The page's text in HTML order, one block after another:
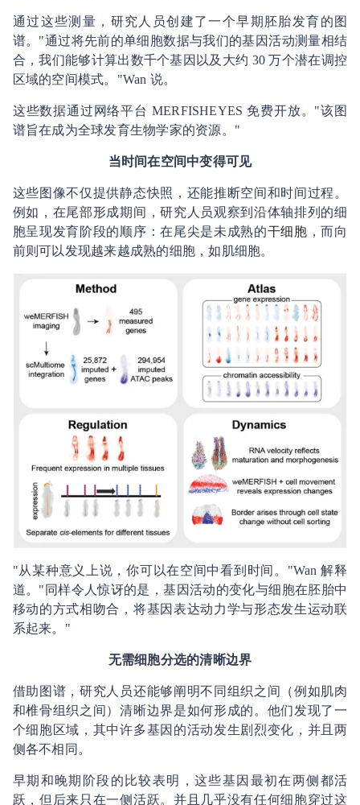
通过这些测量，研究人员创建了一个早期胚胎发育的图
谱。"通过将先前的单细胞数据与我们的基因活动测量相结
合，我们能够计算出数千个基因以及大约 30 万个潜在调控
区域的空间模式。"Wan 说。
这些数据通过网络平台 MERFISHEYES 免费开放。"该图
谱旨在成为全球发育生物学家的资源。"
当时间在空间中变得可见
这些图像不仅提供静态快照，还能推断空间和时间过程。
例如，在尾部形成期间，研究人员观察到沿体轴排列的细
胞呈现发育阶段的顺序：在尾尖是未成熟的干细胞 ，而向
前则可以发现越来越成熟的细胞，如肌细胞。
"从某种意义上说，你可以在空间中看到时间。"Wan 解释
道。"同样令人惊讶的是，基因活动的变化与细胞在胚胎中
移动的方式相吻合，将基因表达动力学与形态发生运动联
系起来。"
无需细胞分选的清晰边界
借助图谱，研究人员还能够阐明不同组织之间（例如肌肉
和椎骨组织之间）清晰边界是如何形成的。他们发现了一
个细胞区域，其中许多基因的活动发生剧烈变化，并且两
侧各不相同。
早期和晚期阶段的比较表明，这些基因最初在两侧都活
跃，但后来只在一侧活跃。并且几乎没有任何细胞穿过这